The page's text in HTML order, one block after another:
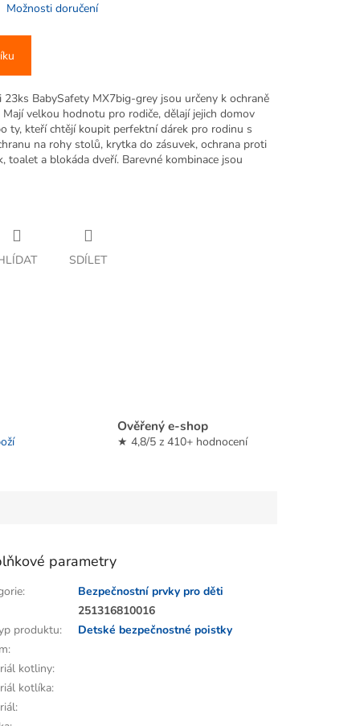
Možnosti doručení
BabySafety MX7big-grey jsou určeny k ochraně
velkou hodnotu pro rodiče, dělají jejich domov
ty, kteří chtějí koupit perfektní dárek pro rodinu s
na rohy stolů, krytka do zásuvek, ochrana proti
toalet a blokáda dveří. Barevné kombinace jsou
SDÍLET
Ověřený e-shop
★ 4,8/5 z 410+ hodnocení
parametry
:
Bezpečnostní prvky pro děti
251316810016
produktu:
Detské bezpečnostné poistky
:
kotliny:
kotlíka:
: